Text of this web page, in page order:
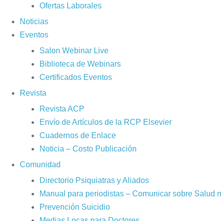
Ofertas Laborales
Noticias
Eventos
Salon Webinar Live
Biblioteca de Webinars
Certificados Eventos
Revista
Revista ACP
Envío de Artículos de la RCP Elsevier
Cuadernos de Enlace
Noticia – Costo Publicación
Comunidad
Directorio Psiquiatras y Aliados
Manual para periodistas – Comunicar sobre Salud
Prevención Suicidio